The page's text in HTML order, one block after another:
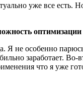
уже все есть.
оптимизации
Я не особенно
заработает.
что я уже